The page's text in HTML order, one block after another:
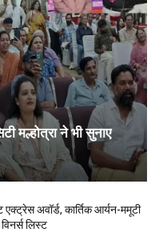
मल्होत्रा ने भी सुनाए
एक्ट्रेस अवॉर्ड, कार्तिक आर्यन-ममूटी
लिस्ट